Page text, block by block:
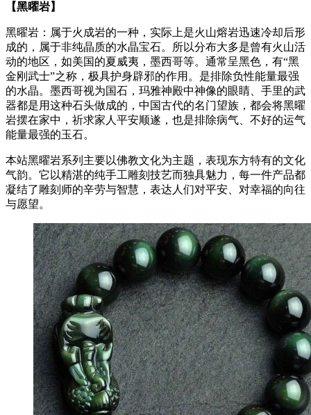
【黑曜岩】
黑曜岩：属于火成岩的一种，实际上是火山熔岩迅速冷却后形
成的，属于非纯晶质的水晶宝石。所以分布大多是曾有火山活
动的地区，如美国的夏威夷，墨西哥等。通常呈黑色，有“黑
金刚武士”之称，极具护身辟邪的作用。是排除负性能量最强
的水晶。墨西哥视为国石，玛雅神殿中神像的眼睛、手里的武
器都是用这种石头做成的，中国古代的名门望族，都会将黑曜
岩摆在家中，祈求家人平安顺遂，也是排除病气、不好的运气
能量最强的玉石。
本站黑曜岩系列主要以佛教文化为主题，表现东方特有的文化
气韵。它以精湛的纯手工雕刻技艺而独具魅力，每一件产品都
凝结了雕刻师的辛劳与智慧，表达人们对平安、对幸福的向往
与愿望。